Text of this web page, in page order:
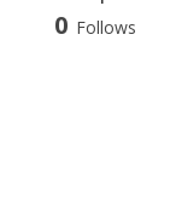
0 Follows